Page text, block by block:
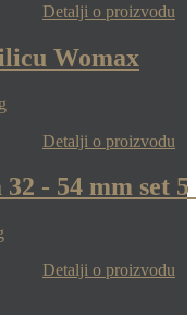
Detalji o proizvodu
Womax
Detalji o proizvodu
- 54 mm set
Detalji o proizvodu